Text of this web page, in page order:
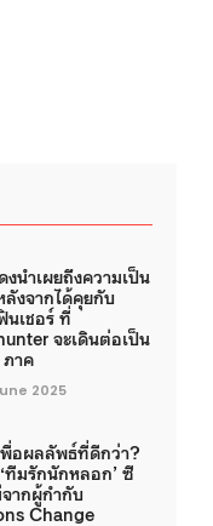
นำเผยถึงความเป็น
ลังจากได้คุยกับ
นเชอร์ ที่
จะเดินต่อเป็น
าค
2025
พื่อผลลัพธ์ที่ดีกว่า?
ทีมรักนักหลอก’ ซี
ากผู้กำกับ
Change